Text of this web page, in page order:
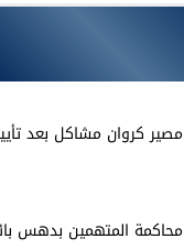
مصير كروان مشاكل بعد
محاكمة المتهمين بدهس